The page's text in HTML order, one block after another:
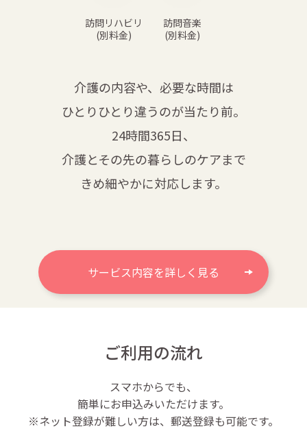
訪問リハビリ
(別料金)
訪問音楽
(別料金)
介護の内容や、必要な時間は
ひとりひとり違うのが当たり前。
24時間365日、
介護とその先の暮らしのケアまで
きめ細やかに対応します。
サービス内容を詳しく見る
ご利用の流れ
スマホからでも、
簡単にお申込みいただけます。
※ネット登録が難しい方は、郵送登録も可能です。